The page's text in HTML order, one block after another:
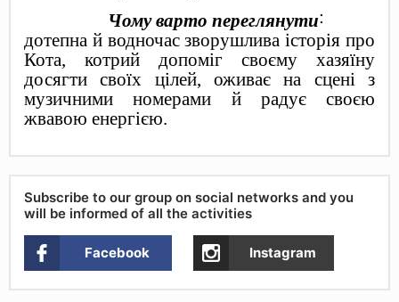
Чому варто переглянути:
дотепна й водночас зворушлива історія про
Кота, котрий допоміг своєму хазяїну
досягти своїх цілей, оживає на сцені з
музичними номерами й радує своєю
жвавою енергією.
Subscribe to our group on social networks and you
will be informed of all the activities
Facebook Instagram